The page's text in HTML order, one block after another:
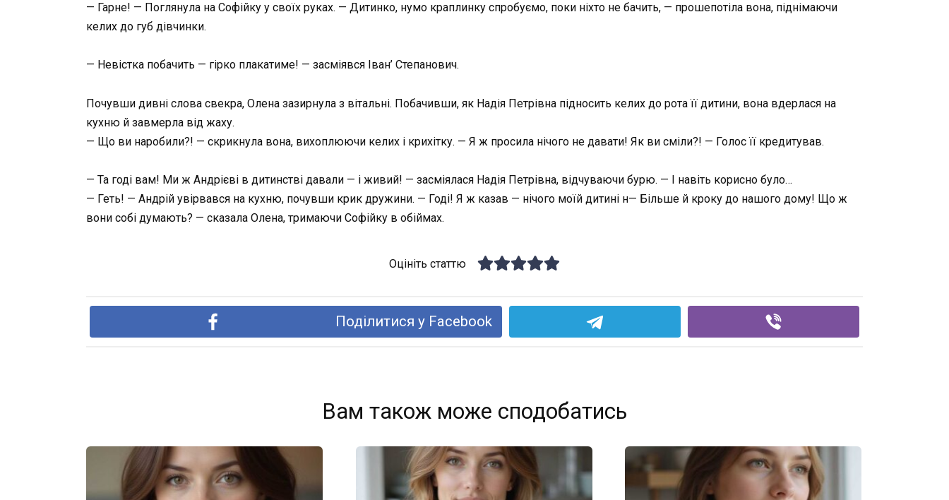
— Гарне! — Поглянула на Софійку у своїх руках. — Дитинко, нумо краплинку спробуємо, поки ніхто не бачить, — прошепотіла вона, піднімаючи
келих до губ дівчинки.
— Невістка побачить — гірко плакатиме! — засміявся Іван’ Степанович.
Почувши дивні слова свекра, Олена зазирнула з вітальні. Побачивши, як Надія Петрівна підносить келих до рота її дитини, вона вдерлася на
кухню й завмерла від жаху.
— Що ви наробили?! — скрикнула вона, вихоплюючи келих і крихітку. — Я ж просила нічого не давати! Як ви сміли?! — Голос її кредитував.
— Та годі вам! Ми ж Андрієві в дитинстві давали — і живий! — засміялася Надія Петрівна, відчуваючи бурю. — І навіть корисно було…
— Геть! — Андрій увірвався на кухню, почувши крик дружини. — Годі! Я ж казав — нічого моїй дитині н— Більше й кроку до нашого дому! Що ж
вони собі думають? — сказала Олена, тримаючи Софійку в обіймах.
Оцініть статтю
Поділитися у Facebook
Вам також може сподобатись